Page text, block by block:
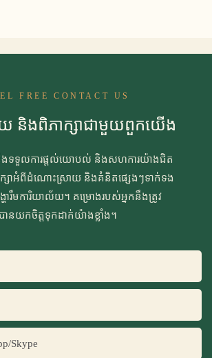
FREE CONTACT US
និងពិភាក្សាជាមួយពួកយើង
នឹងទទួលការផ្ដល់យោបល់ និងសហការយ៉ាងជិត
ាក្សាអំពីដំណោះស្រាយ និងគំនិតផ្សេងៗទាក់ទង
ារឹមការិយាល័យ។ គម្រោងរបស់អ្នកនឹងត្រូវ
ានយកចិត្តទុកដាក់យ៉ាងខ្លាំង។
Skype